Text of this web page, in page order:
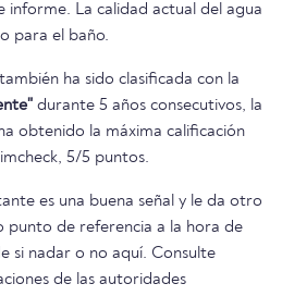
La calidad actual del agua
para el baño.
ha sido clasificada con la
durante 5 años consecutivos, la
obtenido la máxima calificación
5/5 puntos.
es una buena señal y le da otro
de referencia a la hora de
si nadar o no aquí. Consulte
de las autoridades